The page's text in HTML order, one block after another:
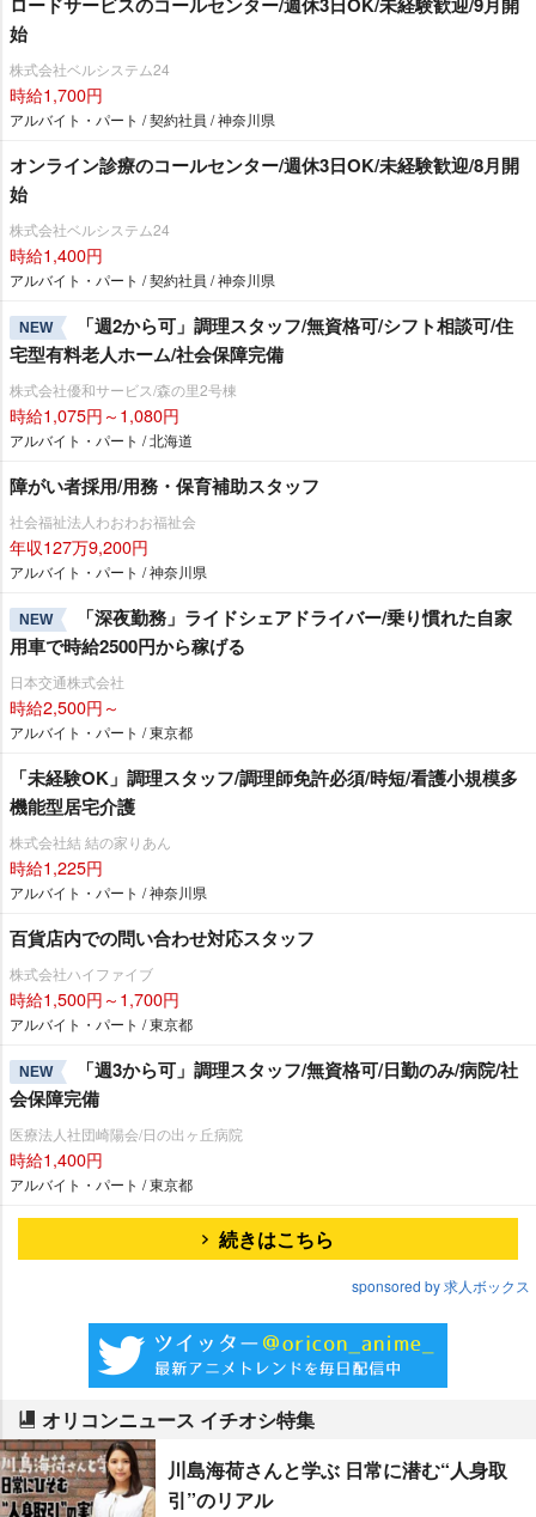
始
株式会社ベルシステム24
時給1,700円
アルバイト・パート / 契約社員 / 神奈川県
オンライン診療のコールセンター/週休3日OK/未経験歓迎/8月開
始
株式会社ベルシステム24
時給1,400円
アルバイト・パート / 契約社員 / 神奈川県
NEW
「週2から可」調理スタッフ/無資格可/シフト相談可/住
宅型有料老人ホーム/社会保障完備
株式会社優和サービス/森の里2号棟
時給1,075円～1,080円
アルバイト・パート / 北海道
障がい者採用/用務・保育補助スタッフ
社会福祉法人わおわお福祉会
年収127万9,200円
アルバイト・パート / 神奈川県
NEW
「深夜勤務」ライドシェアドライバー/乗り慣れた自家
用車で時給2500円から稼げる
日本交通株式会社
時給2,500円～
アルバイト・パート / 東京都
「未経験OK」調理スタッフ/調理師免許必須/時短/看護小規模多
機能型居宅介護
株式会社結 結の家りあん
時給1,225円
アルバイト・パート / 神奈川県
百貨店内での問い合わせ対応スタッフ
株式会社ハイファイブ
時給1,500円～1,700円
アルバイト・パート / 東京都
NEW
「週3から可」調理スタッフ/無資格可/日勤のみ/病院/社
会保障完備
医療法人社団崎陽会/日の出ヶ丘病院
時給1,400円
アルバイト・パート / 東京都
続きはこちら
sponsored by 求人ボックス
オリコンニュース イチオシ特集
川島海荷さんと学ぶ 日常に潜む“人身取
引”のリアル